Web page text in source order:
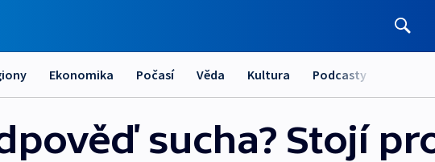
Ekonomika Počasí Věda Kultura Podcasty
sucha? Stojí